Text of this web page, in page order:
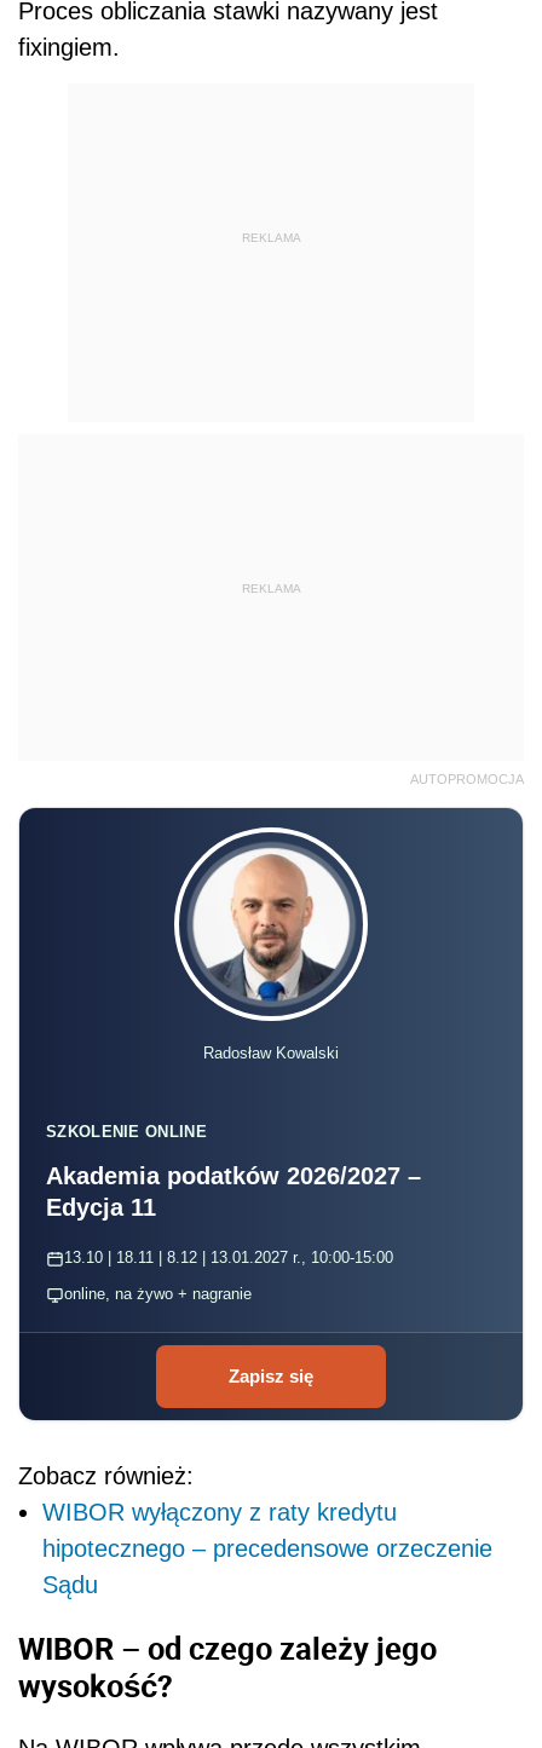
Proces obliczania stawki nazywany jest
fixingiem.
REKLAMA
REKLAMA
AUTOPROMOCJA
Radosław Kowalski
SZKOLENIE ONLINE
Akademia podatków 2026/2027 –
Edycja 11
13.10 | 18.11 | 8.12 | 13.01.2027 r., 10:00-15:00
online, na żywo + nagranie
Zapisz się
Zobacz również:
WIBOR wyłączony z raty kredytu
hipotecznego – precedensowe orzeczenie
Sądu
WIBOR – od czego zależy jego
wysokość?